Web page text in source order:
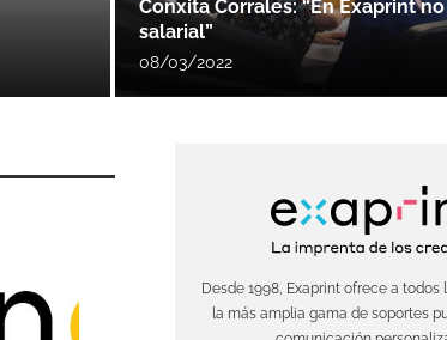
Conxita Corrales: “En Exaprint
salarial”
08/03/2022
Desde 1998, Exaprint ofrece a todos
la más amplia gama de soportes